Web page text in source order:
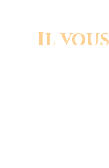
Il